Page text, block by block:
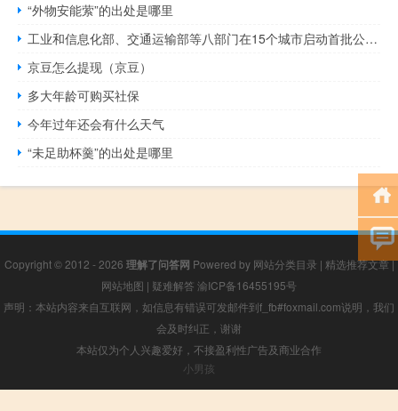
“外物安能萦”的出处是哪里
工业和信息化部、交通运输部等八部门在15个城市启动首批公共领域车辆全面电动化先行区试点试点城市包括：北京、深圳、重庆、成都等
京豆怎么提现（京豆）
多大年龄可购买社保
今年过年还会有什么天气
“未足助杯羹”的出处是哪里
Copyright © 2012 - 2026 理解了问答网 Powered by 网站分类目录 | 精选推荐文章|
网站地图 | 疑难解答 渝ICP备16455195号
声明：本站内容来自互联网，如信息有错误可发邮件到f_fb#foxmail.com说明，我们
会及时纠正，谢谢
本站仅为个人兴趣爱好，不接盈利性广告及商业合作
小男孩